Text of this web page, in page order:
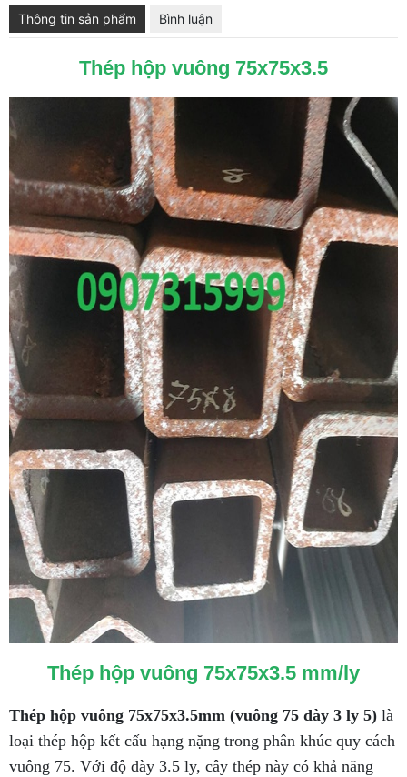
Thông tin sản phẩm Bình luận
Thép hộp vuông 75x75x3.5
Thép hộp vuông 75x75x3.5 mm/ly
Thép hộp vuông 75x75x3.5mm (vuông 75 dày 3 ly 5) là
loại thép hộp kết cấu hạng nặng trong phân khúc quy cách
vuông 75. Với độ dày 3.5 ly, cây thép này có khả năng